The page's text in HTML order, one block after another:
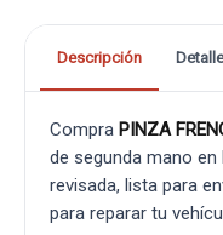
Descripción
Compra PINZA
de segunda mano en
revisada, lista para
para reparar tu